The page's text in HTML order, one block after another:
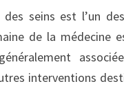
seins est l’un
de la médecine
interventions